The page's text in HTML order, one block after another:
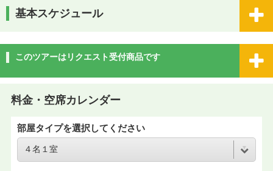
基本スケジュール
このツアーはリクエスト受付商品です
料金・空席カレンダー
部屋タイプを選択してください